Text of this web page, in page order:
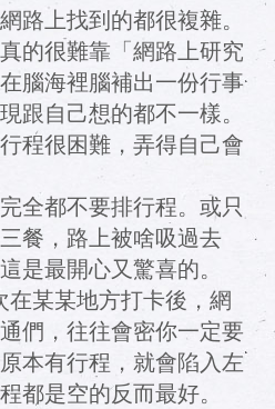
路上找到的都很複雜。
的很難靠「網路上研究
腦海裡腦補出一份行事
跟自己想的都不一樣。
程很困難，弄得自己會
全都不要排行程。或只
餐，路上被啥吸過去
是最開心又驚喜的。
在某某地方打卡後，網
們，往往會密你一定要
本有行程，就會陷入左
都是空的反而最好。